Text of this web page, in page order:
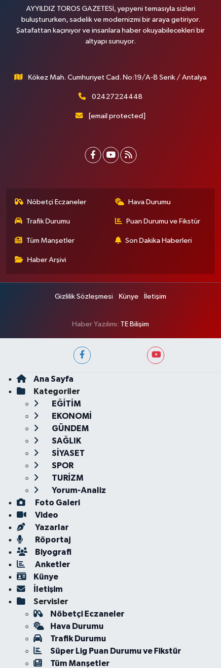
AYYILDIZ TOROS GAZETESİ, yepyeni temasıyla sizleri
buluştururken, sadelik ve modernizmi bir araya getiriyor.
Şatafattan kaçınıyor ve insanlara haber okuyabilecekleri bir
altyapı sunuyor.
Kökez Mah. Cumhuriyet Cad. No:19/A-B Serik / Antalya
02427224448
[email protected]
Nöbetçi Eczaneler Hava Durumu
Trafik Durumu Puan Durumu ve Fikstür
Tüm Manşetler Son Dakika Haberleri
Haber Arşivi
Gizlilik Sözleşmesi Künye İletişim
Haber Yazılımı: TE Bilişim
Ana Sayfa
Kategoriler
EĞİTİM
EKONOMİ
GÜNDEM
SAĞLIK
SİYASET
SPOR
TURİZM
Yorum-Analiz
Foto Galeri
Video
Yazarlar
Röportaj
Biyografi
Anketler
Künye
İletişim
Servisler
Nöbetçi Eczaneler
Hava Durumu
Trafik Durumu
Süper Lig Puan Durumu ve Fikstür
Tüm Manşetler